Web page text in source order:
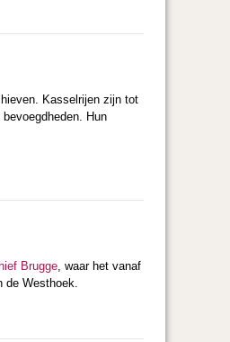
Kasselrijen zijn tot
Hun
Brugge, waar het vanaf
de Westhoek.